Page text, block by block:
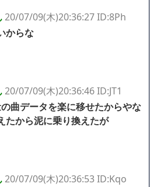
20/07/09(木)20:36:27 ID:8Ph
からな
20/07/09(木)20:36:46 ID:JT1
曲データを楽に移せたからやな
たから泥に乗り換えたが
20/07/09(木)20:36:53 ID:Kqo